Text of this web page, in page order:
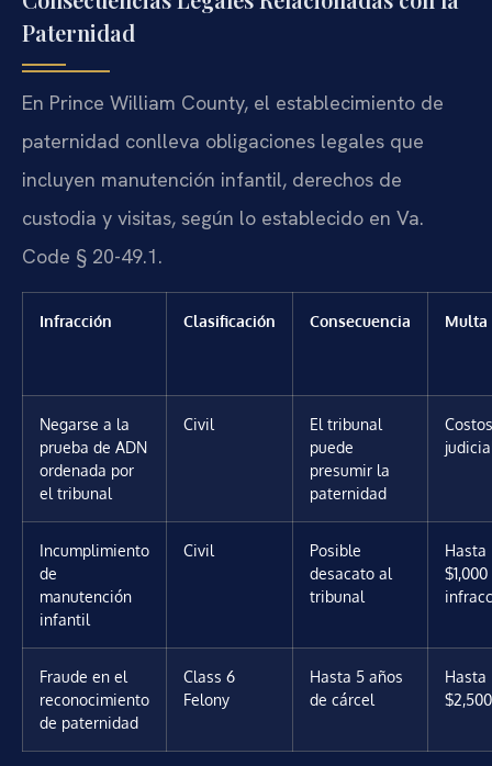
Paternidad
En Prince William County, el establecimiento de
paternidad conlleva obligaciones legales que
incluyen manutención infantil, derechos de
custodia y visitas, según lo establecido en Va.
Code § 20-49.1.
Infracción Clasificación Consecuencia Multa
Negarse a la
prueba de ADN
ordenada por
el tribunal
Civil
El tribunal
puede
presumir la
paternidad
Costos
Incumplimiento
de
manutención
infantil
Civil
Posible
desacato al
tribunal
Hasta
Fraude en el
reconocimiento
de paternidad
Class 6
Felony
Hasta 5 años
de cárcel
Hasta
$2,500